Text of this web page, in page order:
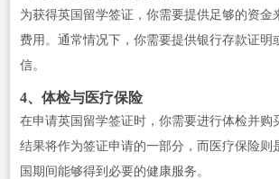
为获得英国留学签证，你需要提供足够的资金
费用。通常情况下，你需要提供银行存款证明
信。
4、体检与医疗保险
在申请英国留学签证时，你需要进行体检并购
结果将作为签证申请的一部分，而医疗保险则
国期间能够得到必要的健康服务。